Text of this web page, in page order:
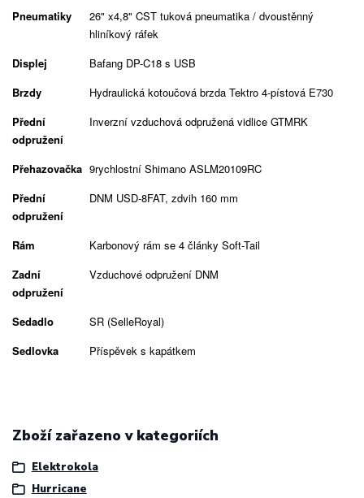
Pneumatiky
26" x4,8" CST tuková pneumatika / dvoustěnný
hliníkový ráfek
Displej
Bafang DP-C18 s USB
Brzdy
Hydraulická kotoučová brzda Tektro 4-pístová E730
Přední
odpružení
Inverzní vzduchová odpružená vidlice GTMRK
Přehazovačka 9rychlostní Shimano ASLM20109RC
Přední
odpružení
DNM USD-8FAT, zdvih 160 mm
Rám
Karbonový rám se 4 články Soft-Tail
Zadní
odpružení
Vzduchové odpružení DNM
Sedadlo
SR (SelleRoyal)
Sedlovka
Příspěvek s kapátkem
Zboží zařazeno v kategoriích
Elektrokola
Hurricane